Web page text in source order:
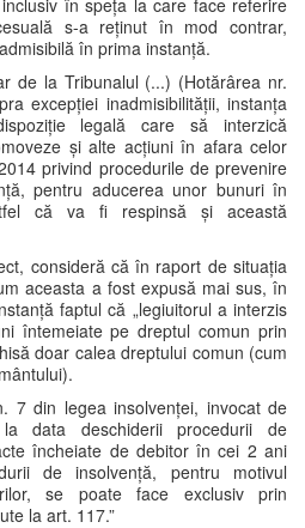
în speța la care face referire
s-a reținut în mod contrar,
în prima instanță.
de la Tribunalul (...) (Hotărârea nr.
excepției inadmisibilității, instanța
legală care să interzică
și alte acțiuni în afara celor
privind procedurile de prevenire
pentru aducerea unor bunuri în
că va fi respinsă și această
consideră că în raport de situația
aceasta a fost expusă mai sus, în
faptul că „legiuitorul a interzis
întemeiate pe dreptul comun prin
doar calea dreptului comun (cum
7 din legea insolvenței, invocat de
data deschiderii procedurii de
încheiate de debitor în cei 2 ani
de insolvență, pentru motivul
se poate face exclusiv prin
la art. 117.”